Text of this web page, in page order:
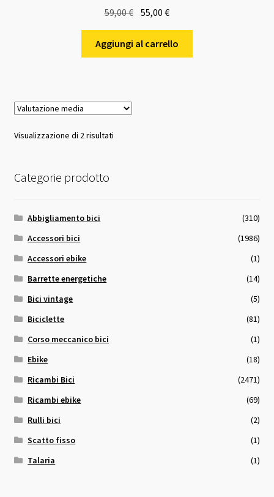
59,00€
prezzo
originale
era:
55,00€Il
prezzo
attuale
è:
Aggiungi al carrello
Visualizzazione di 2 risultatiValutazione
Categorie prodotto
Abbigliamento bici
(310)
Accessori bici
(1986)
Accessori ebike
(1)
Barrette energetiche
(14)
Bici vintage
(5)
Biciclette
(81)
Corso meccanico bici
(1)
Ebike
(18)
Ricambi Bici
(2471)
Ricambi ebike
(69)
Rulli bici
(2)
Scatto fisso
(1)
Talaria
(1)